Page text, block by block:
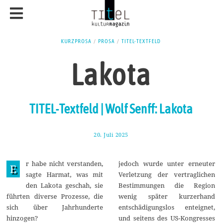
KURZPROSA / PROSA / TITEL-TEXTFELD
Lakota
TITEL-Textfeld | Wolf Senff: Lakota
20. Juli 2025
u
l
i
2
0
2
5
E
r habe nicht verstanden,
sagte Harmat, was mit
den Lakota geschah, sie
führten diverse Prozesse, die
sich über Jahrhunderte
hinzogen?
jedoch wurde unter erneuter
Verletzung der vertraglichen
Bestimmungen die Region
wenig später kurzerhand
entschädigungslos enteignet,
und seitens des US-Kongresses